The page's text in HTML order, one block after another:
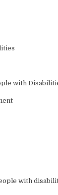
with
with